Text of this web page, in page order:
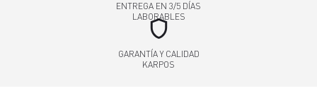
ENTREGA EN 3/5 DÍAS
LABORABLES
shield
GARANTÍA Y CALIDAD
KARPOS